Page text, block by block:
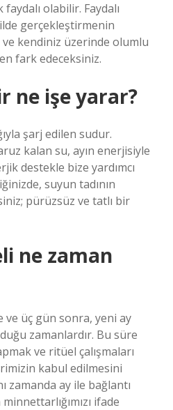
olabilir. Faydalı
gerçekleştirmenin
ve kendiniz üzerinde olumlu
fark edeceksiniz.
ne işe yarar?
şarj edilen sudur.
kalan su, ayın enerjisiyle
destekle bize yardımcı
suyun tadının
pürüzsüz ve tatlı bir
ne zaman
ve üç gün sonra, yeni ay
zamanlardır. Bu süre
ve ritüel çalışmaları
kabul edilmesini
zamanda ay ile bağlantı
ifade